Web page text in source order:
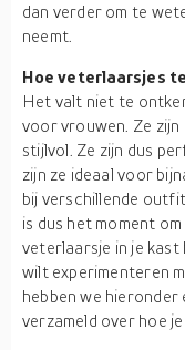
dan verder om te
neemt.
Hoe veterlaarsjes
Het valt niet te
voor vrouwen. Ze
stijlvol. Ze zijn dus
zijn ze ideaal voor
bij verschillende
is dus het moment
veterlaarsje in je kast
wilt experimenteren
hebben we
verzameld over hoe